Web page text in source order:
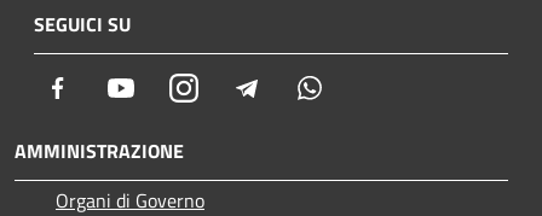
SEGUICI SU
Facebook YoutubeInstagram Telegram
AMMINISTRAZIONE
Organi di Governo